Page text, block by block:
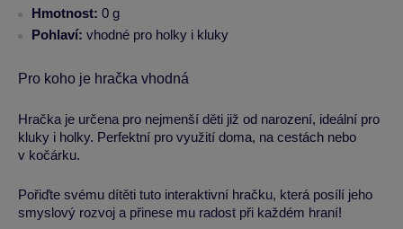
Hmotnost: 0 g
Pohlaví: vhodné pro holky i kluky
Pro koho je hračka vhodná
Hračka je určena pro nejmenší děti již od narození, ideální pro
kluky i holky. Perfektní pro využití doma, na cestách nebo
v kočárku.
Pořiďte svému dítěti tuto interaktivní hračku, která posílí jeho
smyslový rozvoj a přinese mu radost při každém hraní!